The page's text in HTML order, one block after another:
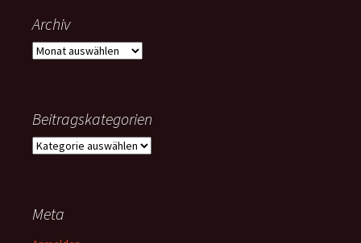
Archiv
Archiv
Beitragskategorien
Beitragskategorien
Meta